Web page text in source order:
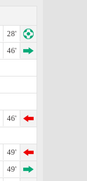
28'
46'
46'
49'
49'